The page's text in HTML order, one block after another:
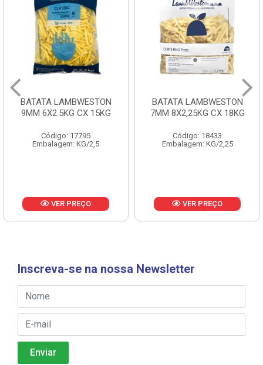
BATATA LAMBWESTON
9MM 6X2.5KG CX 15KG
Código: 17795
Embalagem: KG/2,5
VER PREÇO
BATATA LAMBWESTON
7MM 8X2,25KG CX 18KG
Código: 18433
Embalagem: KG/2,25
VER PREÇO
Inscreva-se na nossa Newsletter